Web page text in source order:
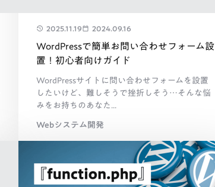
2025.11.19 2024.09.16
WordPressで簡単お問い合わせフォーム設
置！初心者向けガイド
WordPressサイトに問い合わせフォームを設置
したいけど、難しそうで挫折しそう…そんな悩
みをお持ちのあなた...
Webシステム開発